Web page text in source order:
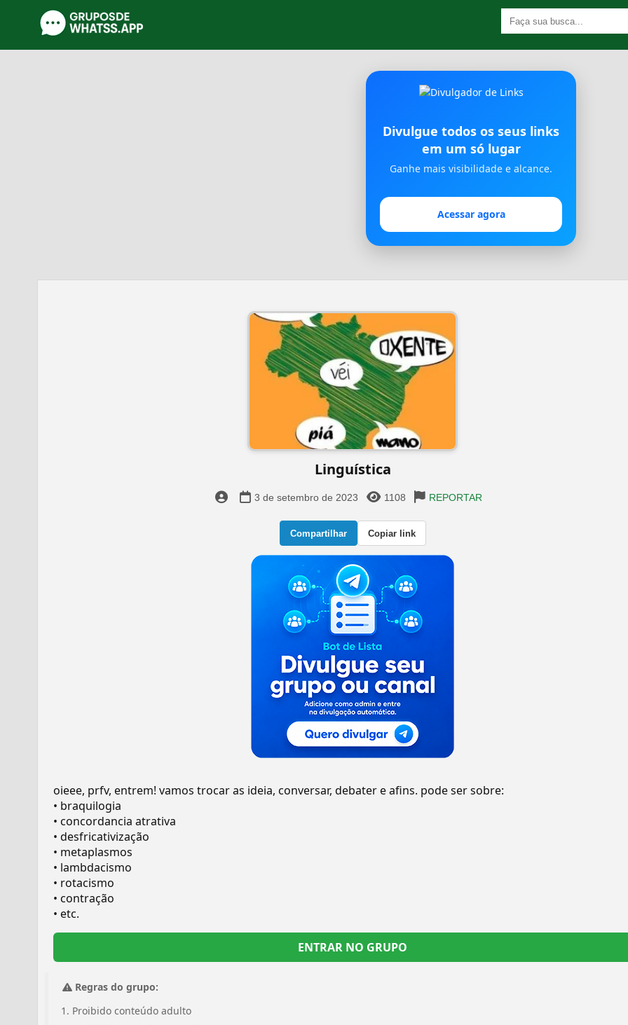
Divulgue todos os seus links
em um só lugar
Ganhe mais visibilidade e alcance.
Acessar agora
Linguística
3 de setembro de 2023 1108 REPORTAR
Compartilhar Copiar link
oieee, prfv, entrem! vamos trocar as ideia, conversar, debater e afins. pode ser sobre:
• braquilogia
• concordancia atrativa
• desfricativização
• metaplasmos
• lambdacismo
• rotacismo
• contração
• etc.
ENTRAR NO GRUPO
Regras do grupo:
Proibido conteúdo adulto